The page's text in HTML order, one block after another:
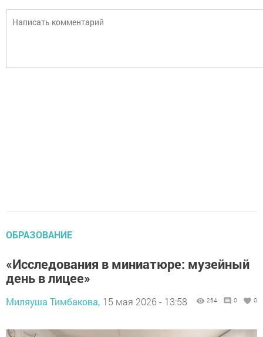
ОБРАЗОВАНИЕ
«Исследования в миниатюре: музейный
день в лицее»
Миляуша Тимбакова, 15 мая 2026 - 13:58 264 0 0